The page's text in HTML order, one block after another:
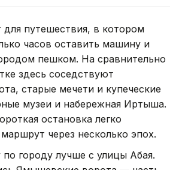
путешествия, в котором
часов оставить машину и
пешком. На сравнительно
здесь соседствуют
старые мечети и купеческие
музеи и набережная Иртыша.
остановка легко
через несколько эпох.
по городу лучше с улицы Абая.